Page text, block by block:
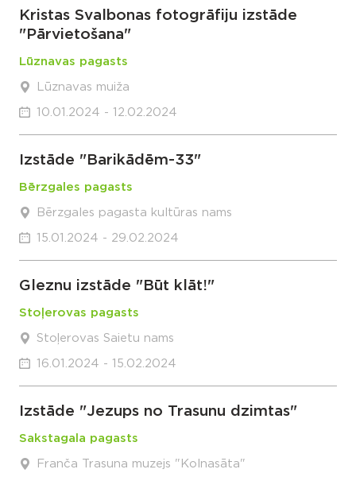
Kristas Svalbonas fotogrāfiju izstāde
"Pārvietošana"
Lūznavas pagasts
Lūznavas muiža
10.01.2024 - 12.02.2024
Izstāde "Barikādēm-33"
Bērzgales pagasts
Bērzgales pagasta kultūras nams
15.01.2024 - 29.02.2024
Gleznu izstāde "Būt klāt!"
Stoļerovas pagasts
Stoļerovas Saietu nams
16.01.2024 - 15.02.2024
Izstāde "Jezups no Trasunu dzimtas"
Sakstagala pagasts
Franča Trasuna muzejs "Kolnasāta"